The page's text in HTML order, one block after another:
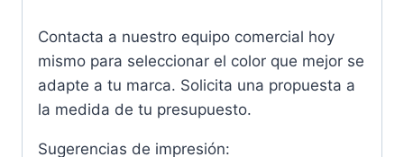
Contacta a nuestro equipo comercial hoy
mismo para seleccionar el color que mejor se
adapte a tu marca. Solicita una propuesta a
la medida de tu presupuesto.
Sugerencias de impresión: